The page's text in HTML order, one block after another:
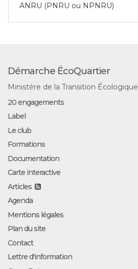
ANRU (PNRU ou NPNRU)
Démarche ÉcoQuartier
Ministère de la Transition Écologique
20 engagements
Label
Le club
Formations
Documentation
Carte interactive
Articles
Agenda
Mentions légales
Plan du site
Contact
Lettre d'information